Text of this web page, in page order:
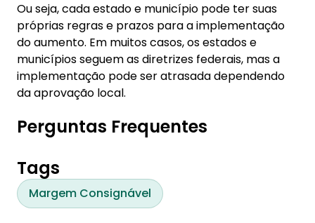
Ou seja, cada estado e município pode ter suas
próprias regras e prazos para a implementação
do aumento. Em muitos casos, os estados e
municípios seguem as diretrizes federais, mas a
implementação pode ser atrasada dependendo
da aprovação local.
Perguntas Frequentes
Tags
Margem Consignável